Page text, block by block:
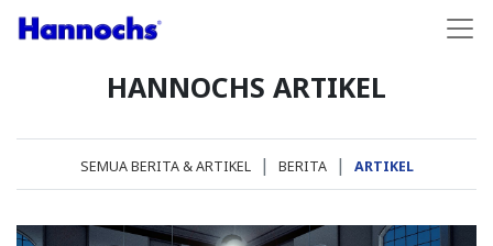
HANNOCHS ARTIKEL
SEMUA BERITA & ARTIKEL BERITA ARTIKEL